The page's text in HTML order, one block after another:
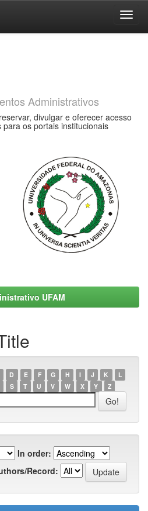
Administrativos
divulgar e oferecer acesso
os portais institucionais
UFAM
D E F G H I J K
L
S T U V W X Y Z
In order:
Record: